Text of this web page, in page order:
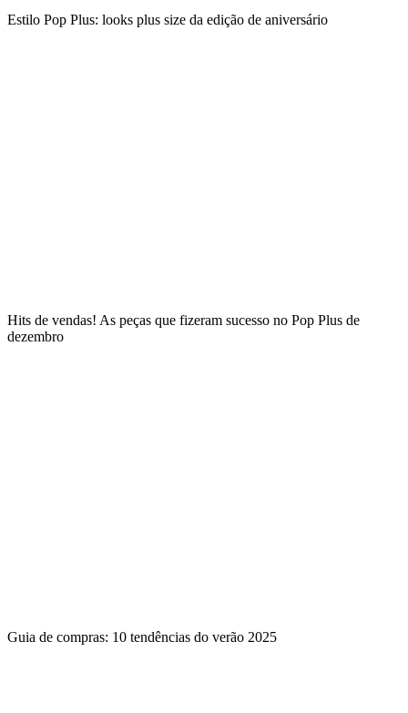
Estilo Pop Plus: looks plus size da edição de aniversário
Hits de vendas! As peças que fizeram sucesso no Pop Plus de
dezembro
Guia de compras: 10 tendências do verão 2025